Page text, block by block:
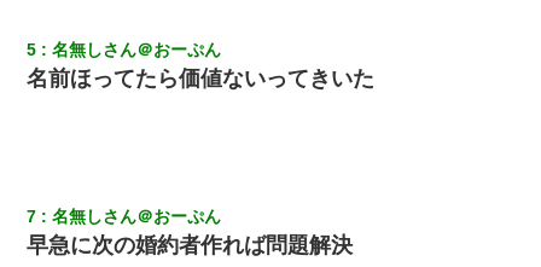
裁判官「お互いに最後に言いたいことはありますか」バカ夫
「…」A「夫を一発殴らせてほしい」裁判官「どうぞ」
妊娠中に「おいこのブタ女！てめー席譲れ！」と絡まれ腹を殴る
真似された。泣きながら夫に話すと一年後に…
5 名無しさん＠おーぷん
名前ほってたら価値ないってきいた
7 名無しさん＠おーぷん
早急に次の婚約者作れば問題解決